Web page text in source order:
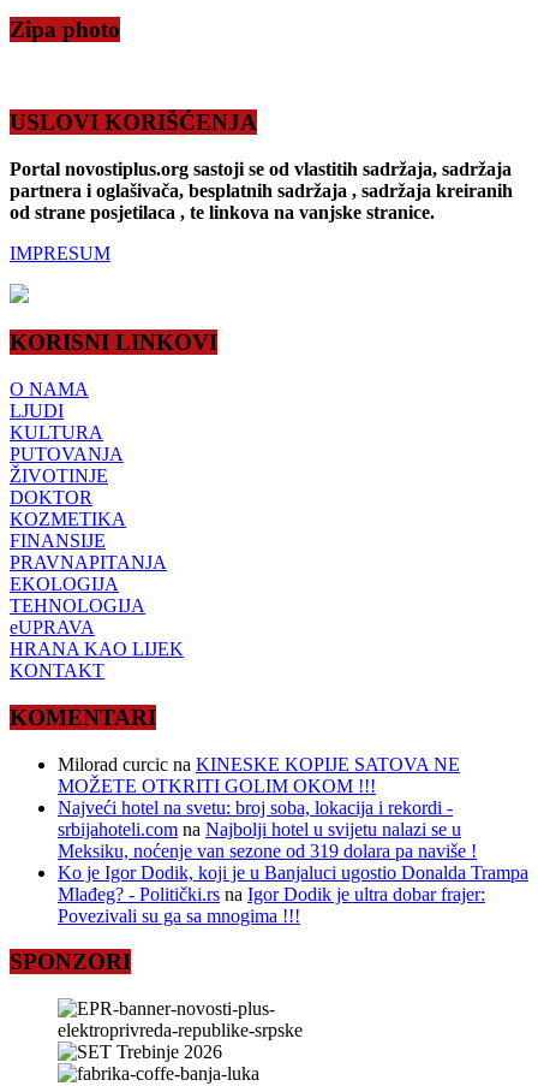
Zipa photo
USLOVI KORIŠĆENJA
Portal novostiplus.org sastoji se od vlastitih sadržaja, sadržaja
partnera i oglašivača, besplatnih sadržaja , sadržaja kreiranih
od strane posjetilaca , te linkova na vanjske stranice.
IMPRESUM
KORISNI LINKOVI
O NAMA
LJUDI
KULTURA
PUTOVANJA
ŽIVOTINJE
DOKTOR
KOZMETIKA
FINANSIJE
PRAVNAPITANJA
EKOLOGIJA
TEHNOLOGIJA
eUPRAVA
HRANA KAO LIJEK
KONTAKT
KOMENTARI
Milorad curcic na KINESKE KOPIJE SATOVA NE
MOŽETE OTKRITI GOLIM OKOM !!!
Najveći hotel na svetu: broj soba, lokacija i rekordi -
srbijahoteli.com na Najbolji hotel u svijetu nalazi se u
Meksiku, noćenje van sezone od 319 dolara pa naviše !
Ko je Igor Dodik, koji je u Banjaluci ugostio Donalda Trampa
Mlađeg? - Politički.rs na Igor Dodik je ultra dobar frajer:
Povezivali su ga sa mnogima !!!
SPONZORI